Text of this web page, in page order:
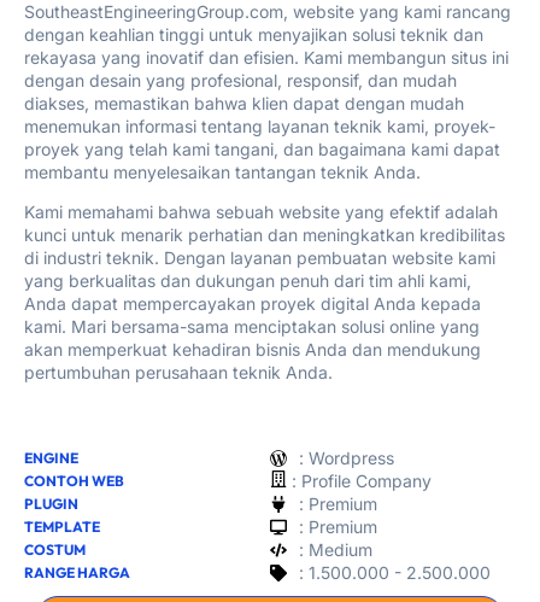
SoutheastEngineeringGroup.com, website yang kami rancang
dengan keahlian tinggi untuk menyajikan solusi teknik dan
rekayasa yang inovatif dan efisien. Kami membangun situs ini
dengan desain yang profesional, responsif, dan mudah
diakses, memastikan bahwa klien dapat dengan mudah
menemukan informasi tentang layanan teknik kami, proyek-
proyek yang telah kami tangani, dan bagaimana kami dapat
membantu menyelesaikan tantangan teknik Anda.
Kami memahami bahwa sebuah website yang efektif adalah
kunci untuk menarik perhatian dan meningkatkan kredibilitas
di industri teknik. Dengan layanan pembuatan website kami
yang berkualitas dan dukungan penuh dari tim ahli kami,
Anda dapat mempercayakan proyek digital Anda kepada
kami. Mari bersama-sama menciptakan solusi online yang
akan memperkuat kehadiran bisnis Anda dan mendukung
pertumbuhan perusahaan teknik Anda.
ENGINE : Wordpress
CONTOH WEB : Profile Company
PLUGIN : Premium
TEMPLATE : Premium
COSTUM : Medium
RANGE HARGA : 1.500.000 - 2.500.000